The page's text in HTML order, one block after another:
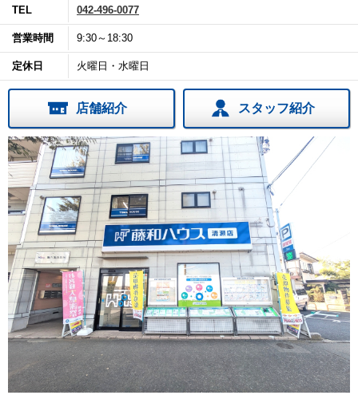
TEL 042-496-0077
営業時間 9:30～18:30
定休日 火曜日・水曜日
店舗紹介 スタッフ紹介